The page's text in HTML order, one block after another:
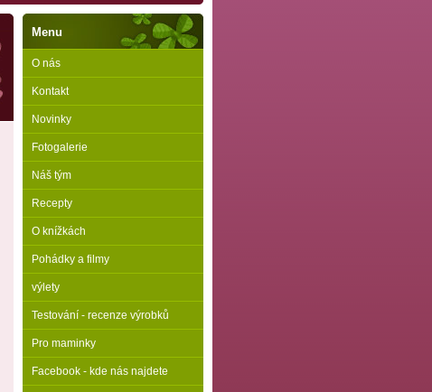
Menu
O nás
Kontakt
Novinky
Fotogalerie
Náš tým
Recepty
O knížkách
Pohádky a filmy
výlety
Testování - recenze výrobků
Pro maminky
Facebook - kde nás najdete